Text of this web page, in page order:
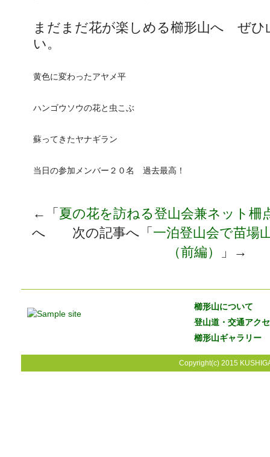
まだまだ花が楽しめる櫛形山へ ぜひ
い。
黄色に変わったアヤメ平
ハンゴウソウの花と虫こぶ
蘇ってきたヤナギラン
当日の参加メンバー２０名 過去最高！
←「 夏の花を訪ねる登山会兼ネット柵
へ 次の記事へ「 一泊登山会で苗場
（前編）
」→
櫛形山について
登山道・交通アク
櫛形山ギャラリー
Copyright(c) 2015